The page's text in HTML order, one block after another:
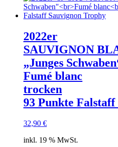
2022er
SAUVIGNON
„Junges
Fumé blanc
trocken
93 Punkte
32,90 €
inkl. 19 % MwSt.